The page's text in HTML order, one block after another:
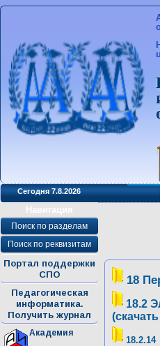
Сегодня 7.8.2026
Навигация
Поиск по разделам
Поиск по реквизитам
Портал поддержки
СПО
Педагогическая
информатика.
Получить журнал
Академия
18
18.2
18.2.14